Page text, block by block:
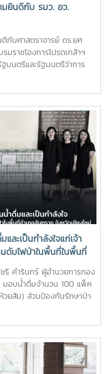
มยินดีกับ รมว. อว.
กับศาสตราจารย์ ดร.ยศ
มราชโองการโปรดเกล้าฯ
มนตรีและรัฐมนตรีว่าการ
ละเป็นกำลังใจแก่เจ้า
ดับไฟป่าในพื้นที่ในพื้นที่
คำรินทร์ ผู้อำนวยการกอง
มอบน้ำดื่มจำนวน 100 แพ็ค
ยส้ม) ส่วนป้องกันรักษาป่า
งานของเจ้าหน้าที่ที่ปฏิบัติ
ไฟป่าในพื้นที่ในพื้นที่อำเภอ